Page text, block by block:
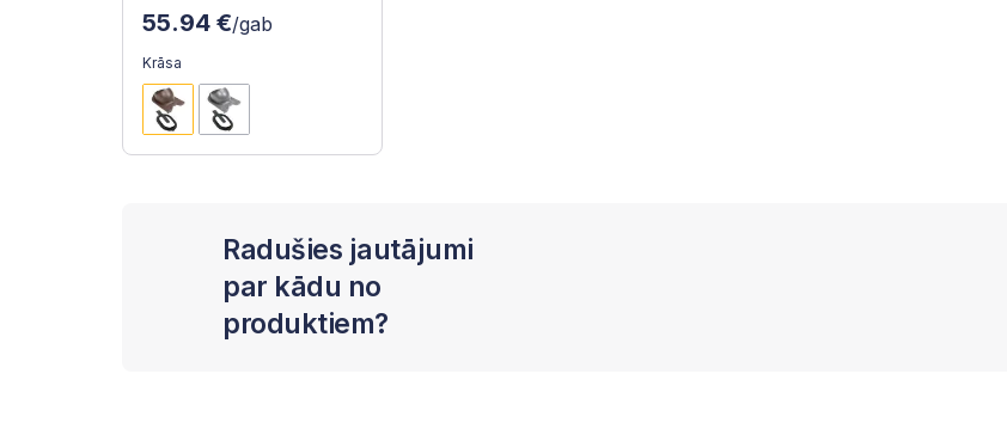
55.94 €/gab
Krāsa
Radušies jautājumi
par kādu no
produktiem?